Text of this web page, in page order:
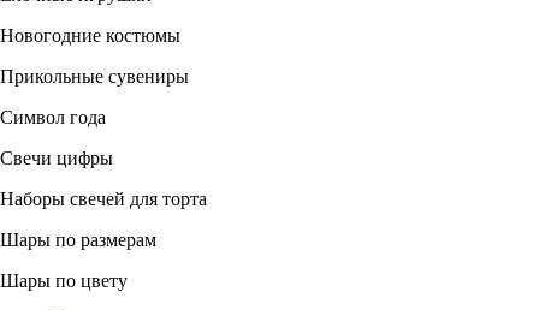
Новогодние костюмы
Прикольные сувениры
Символ года
Свечи цифры
Наборы свечей для торта
Шары по размерам
Шары по цвету